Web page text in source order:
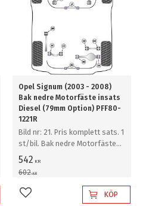
Opel Signum (2003 - 2008)
Bak nedre Motorfäste insats
Diesel (79mm Option) PFF80-
1221R
Bild nr: 21. Pris komplett sats. 1
st/bil. Bak nedre Motorfäste
insats Diesel (79mm Option)
542 KR
602KR
Lägg till i favoriterKÖP